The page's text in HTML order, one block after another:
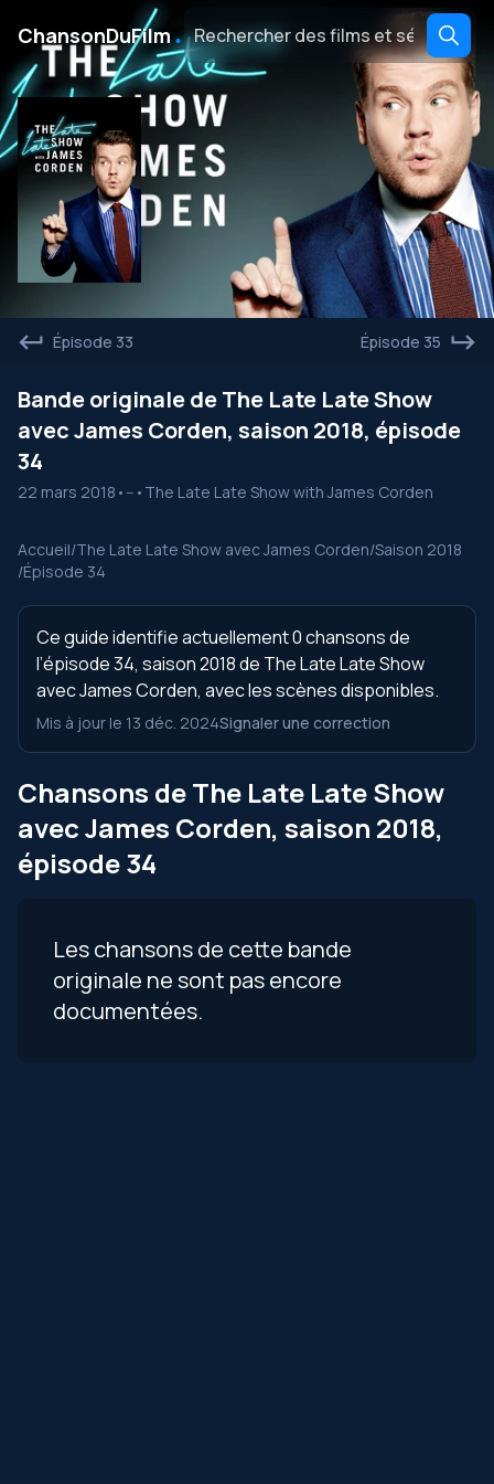
ChansonDuFilm․
Épisode 33 Épisode 35
Bande originale de The Late Late Show
avec James Corden, saison 2018, épisode
34
22 mars 2018 • -- • The Late Late Show with James Corden
Accueil/The Late Late Show avec James Corden/Saison 2018
/Épisode 34
Ce guide identifie actuellement 0 chansons de
l’épisode 34, saison 2018 de The Late Late Show
avec James Corden, avec les scènes disponibles.
Mis à jour le 13 déc. 2024Signaler une correction
Chansons de The Late Late Show
avec James Corden, saison 2018,
épisode 34
Les chansons de cette bande
originale ne sont pas encore
documentées.